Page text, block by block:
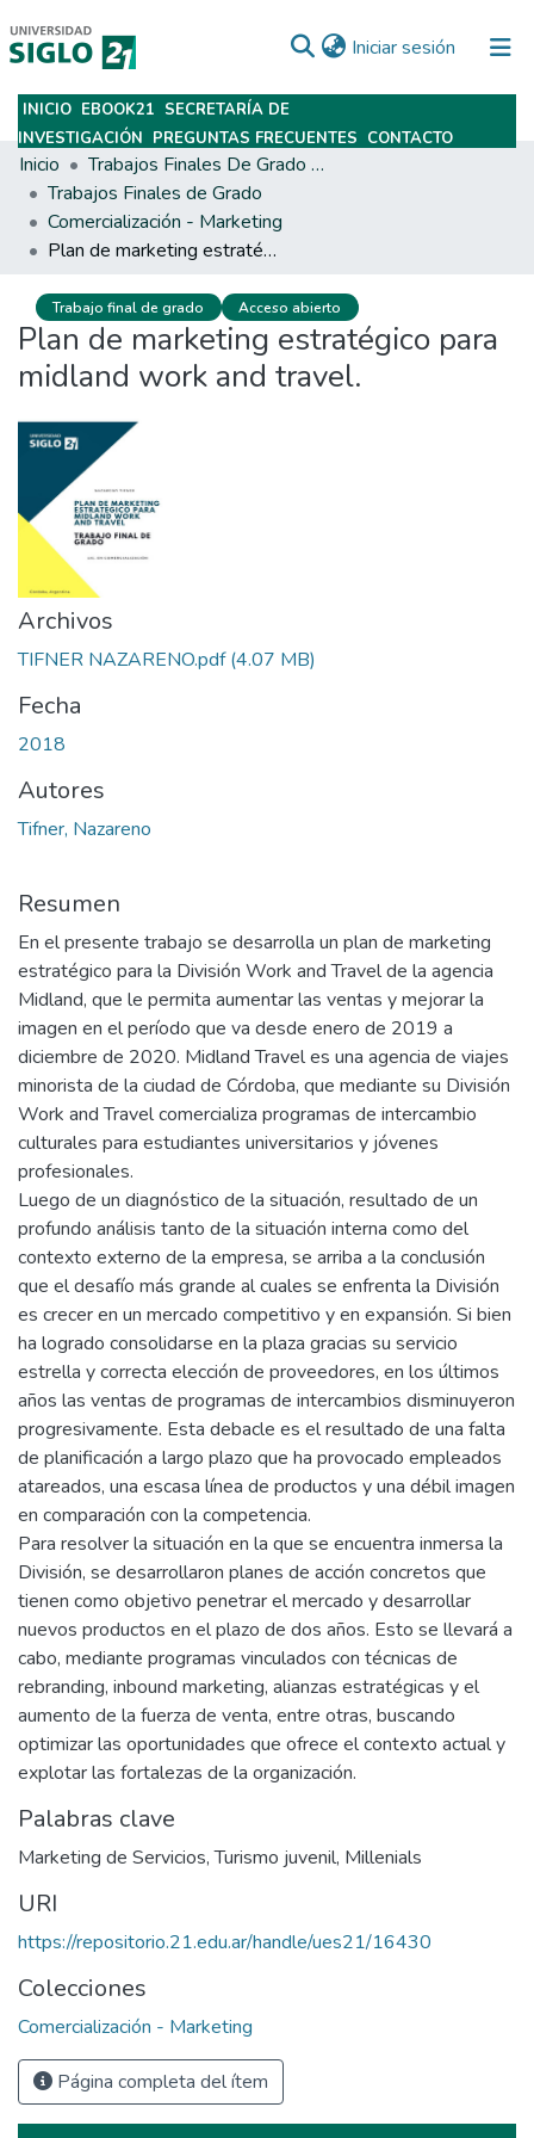
Iniciar sesión (current)
Subir
INICIO EBOOK21 SECRETARÍA DE
INVESTIGACIÓN PREGUNTAS FRECUENTES CONTACTO
Inicio
Trabajos Finales De Grado Y Posgrado
Trabajos Finales de Grado
Comercialización - Marketing
Plan de marketing estratégico para midland work and travel.
Trabajo final de grado Acceso abierto
Plan de marketing estratégico para
midland work and travel.
Archivos
TIFNER NAZARENO.pdf(4.07 MB)
Fecha
2018
Autores
Tifner, Nazareno
Resumen
En el presente trabajo se desarrolla un plan de marketing
estratégico para la División Work and Travel de la agencia
Midland, que le permita aumentar las ventas y mejorar la
imagen en el período que va desde enero de 2019 a
diciembre de 2020. Midland Travel es una agencia de viajes
minorista de la ciudad de Córdoba, que mediante su División
Work and Travel comercializa programas de intercambio
culturales para estudiantes universitarios y jóvenes
profesionales.
Luego de un diagnóstico de la situación, resultado de un
profundo análisis tanto de la situación interna como del
contexto externo de la empresa, se arriba a la conclusión
que el desafío más grande al cuales se enfrenta la División
es crecer en un mercado competitivo y en expansión. Si bien
ha logrado consolidarse en la plaza gracias su servicio
estrella y correcta elección de proveedores, en los últimos
años las ventas de programas de intercambios disminuyeron
progresivamente. Esta debacle es el resultado de una falta
de planificación a largo plazo que ha provocado empleados
atareados, una escasa línea de productos y una débil imagen
en comparación con la competencia.
Para resolver la situación en la que se encuentra inmersa la
División, se desarrollaron planes de acción concretos que
tienen como objetivo penetrar el mercado y desarrollar
nuevos productos en el plazo de dos años. Esto se llevará a
cabo, mediante programas vinculados con técnicas de
rebranding, inbound marketing, alianzas estratégicas y el
aumento de la fuerza de venta, entre otras, buscando
optimizar las oportunidades que ofrece el contexto actual y
explotar las fortalezas de la organización.
Palabras clave
Marketing de Servicios,Turismo juvenil, Millenials
URI
https://repositorio.21.edu.ar/handle/ues21/16430
Colecciones
Comercialización - Marketing
Página completa del ítem